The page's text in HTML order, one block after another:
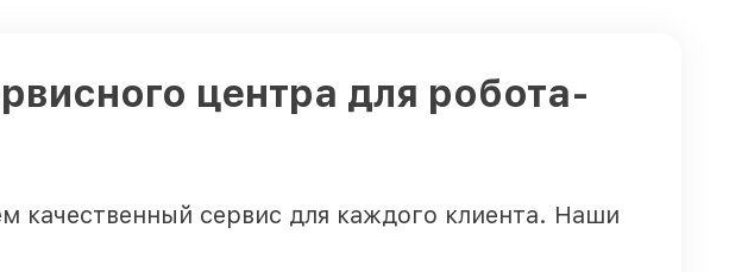
центра для робота-
сервис для каждого клиента. Наши